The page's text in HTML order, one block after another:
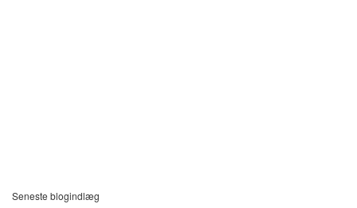
Seneste blogindlæg